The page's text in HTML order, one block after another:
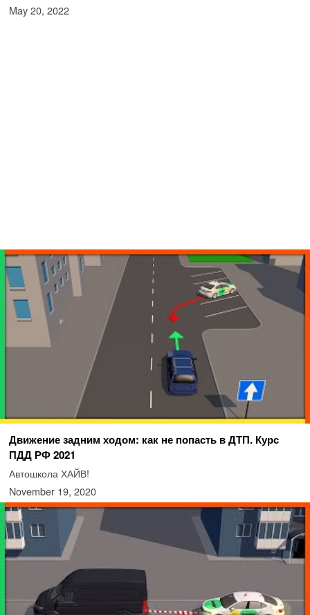
May 20, 2022
Движение задним ходом: как не попасть в ДТП. Курс
ПДД РФ 2021
Автошкола ХАЙВ!
November 19, 2020